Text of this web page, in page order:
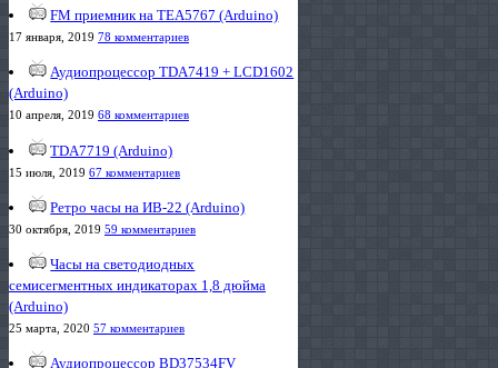
FM приемник на TEA5767 (Arduino)
17 января, 2019 78 комментариев
Аудиопроцессор TDA7419 + LCD1602
(Arduino)
10 апреля, 2019 68 комментариев
TDA7719 (Arduino)
15 июля, 2019 67 комментариев
Ретро часы на ИВ-22 (Arduino)
30 октября, 2019 59 комментариев
Часы на светодиодных
семисегментных индикаторах 1,8 дюйма
(Arduino)
25 марта, 2020 57 комментариев
Аудиопроцессор BD37534FV